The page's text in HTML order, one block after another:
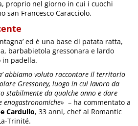
proprio nel giorno in cui i cuochi
san Francesco Caracciolo.
ed è una base di patata ratta,
barbabietola gressonara e lardo
in padella.
abbiamo voluto raccontare il territorio
Gressoney, luogo in cui lavoro da
stabilmente da qualche anno e dare
enogastronomiche» – ha commentato a
Cardullo, 33 anni, chef al Romantic
Trinité.